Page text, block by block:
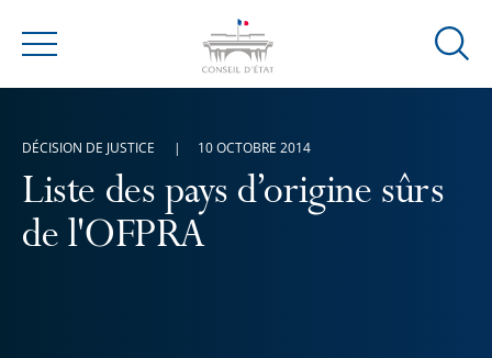
Menu
Ouvrir
Liste des pays d’origine sûrs
de l'OFPRA
DÉCISION DE JUSTICE 10 OCTOBRE 2014